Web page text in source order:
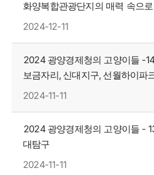
화양복합관광단지의 매력 속으
2024-12-11
2024 광양경제청의 고양이들 -
보금자리, 신대지구, 선월하이파
2024-11-11
2024 광양경제청의 고양이들 -
대탐구
2024-11-11